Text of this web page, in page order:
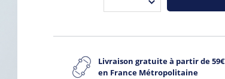
Livraison gratuite à partir de 59€
en France Métropolitaine